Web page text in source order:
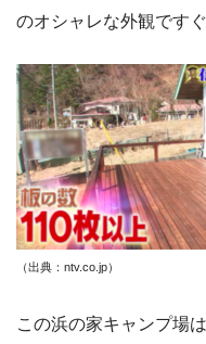
のオシャレな外観です
（出典：ntv.co.jp）
この浜の家キャンプ場